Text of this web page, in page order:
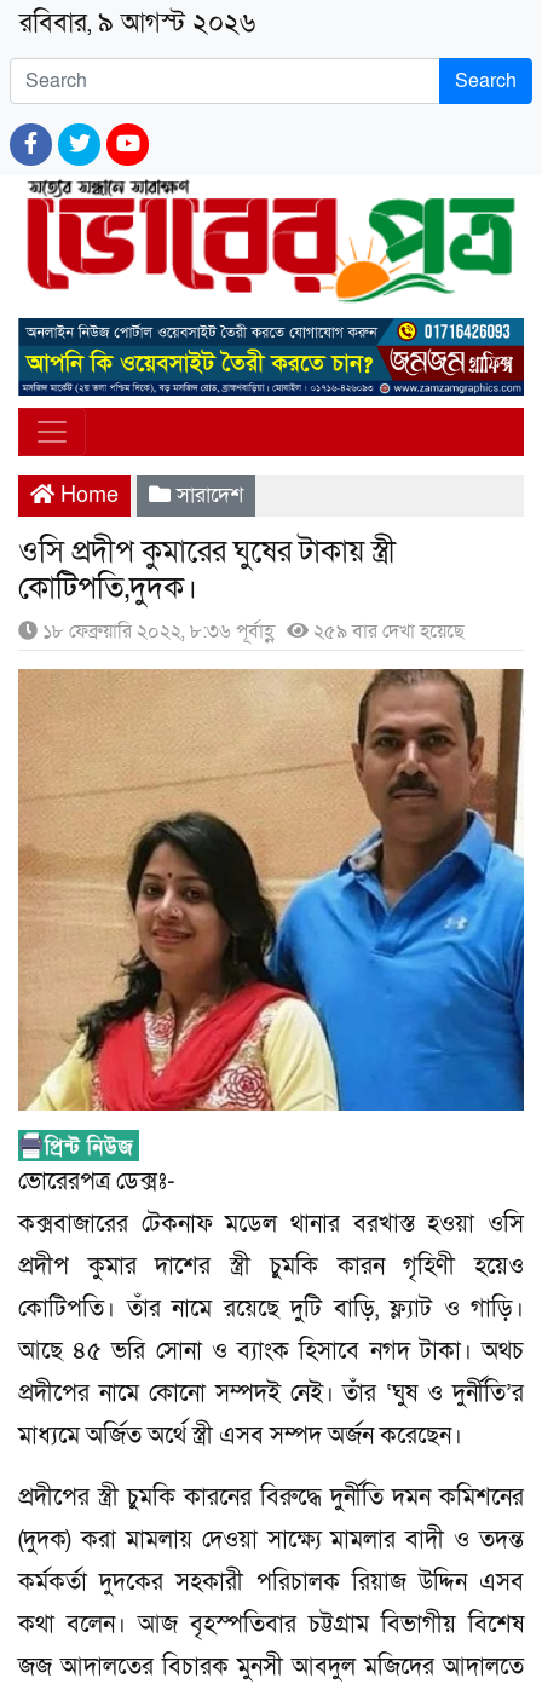
রবিবার, ৯ আগস্ট ২০২৬
Search
Home সারাদেশ
ওসি প্রদীপ কুমারের ঘুষের টাকায় স্ত্রী
কোটিপতি,দুদক।
১৮ ফেব্রুয়ারি ২০২২, ৮:৩৬ পূর্বাহ্ণ ২৫৯ বার দেখা হয়েছে
ভোরেরপত্র ডেক্সঃ-
কক্সবাজারের টেকনাফ মডেল থানার বরখাস্ত হওয়া ওসি
প্রদীপ কুমার দাশের স্ত্রী চুমকি কারন গৃহিণী হয়েও
কোটিপতি। তাঁর নামে রয়েছে দুটি বাড়ি, ফ্ল্যাট ও গাড়ি।
আছে ৪৫ ভরি সোনা ও ব্যাংক হিসাবে নগদ টাকা। অথচ
প্রদীপের নামে কোনো সম্পদই নেই। তাঁর ‘ঘুষ ও দুর্নীতি’র
মাধ্যমে অর্জিত অর্থে স্ত্রী এসব সম্পদ অর্জন করেছেন।
প্রদীপের স্ত্রী চুমকি কারনের বিরুদ্ধে দুর্নীতি দমন কমিশনের
(দুদক) করা মামলায় দেওয়া সাক্ষ্যে মামলার বাদী ও তদন্ত
কর্মকর্তা দুদকের সহকারী পরিচালক রিয়াজ উদ্দিন এসব
কথা বলেন। আজ বৃহস্পতিবার চট্টগ্রাম বিভাগীয় বিশেষ
জজ আদালতের বিচারক মুনসী আবদুল মজিদের আদালতে